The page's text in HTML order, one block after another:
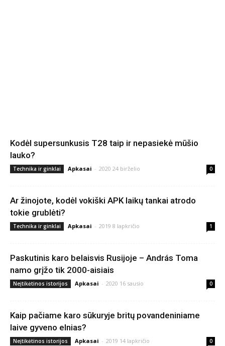
Kodėl supersunkusis T28 taip ir nepasiekė mūšio
lauko?
Technika ir ginklai Apkasai - 2020 24 birželio 0
Ar žinojote, kodėl vokiški APK laikų tankai atrodo
tokie grublėti?
Technika ir ginklai Apkasai - 2019 8 lapkričio 1
Paskutinis karo belaisvis Rusijoje – András Toma
namo grįžo tik 2000-aisiais
Neįtikėtinos istorijos Apkasai - 2020 16 sausio 0
Kaip pačiame karo sūkuryje britų povandeniniame
laive gyveno elnias?
Neįtikėtinos istorijos Apkasai - 2019 14 lapkričio 0